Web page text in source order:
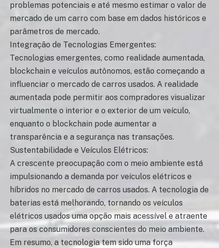
problemas potenciais e até mesmo estimar o valor de
mercado de um carro com base em dados históricos e
parâmetros de mercado.
Integração de Tecnologias Emergentes:
Tecnologias emergentes, como realidade aumentada,
blockchain e veículos autônomos, estão começando a
influenciar o mercado de carros usados. A realidade
aumentada pode permitir aos compradores visualizar
virtualmente o interior e o exterior de um veículo,
enquanto o blockchain pode aumentar a
transparência e a segurança nas transações.
Sustentabilidade e Veículos Elétricos:
A crescente preocupação com o meio ambiente está
impulsionando a demanda por veículos elétricos e
híbridos no mercado de carros usados. A tecnologia de
baterias está melhorando, tornando os veículos
elétricos usados uma opção mais acessível e atraente
para os consumidores conscientes do meio ambiente.
Em resumo, a tecnologia tem sido uma força